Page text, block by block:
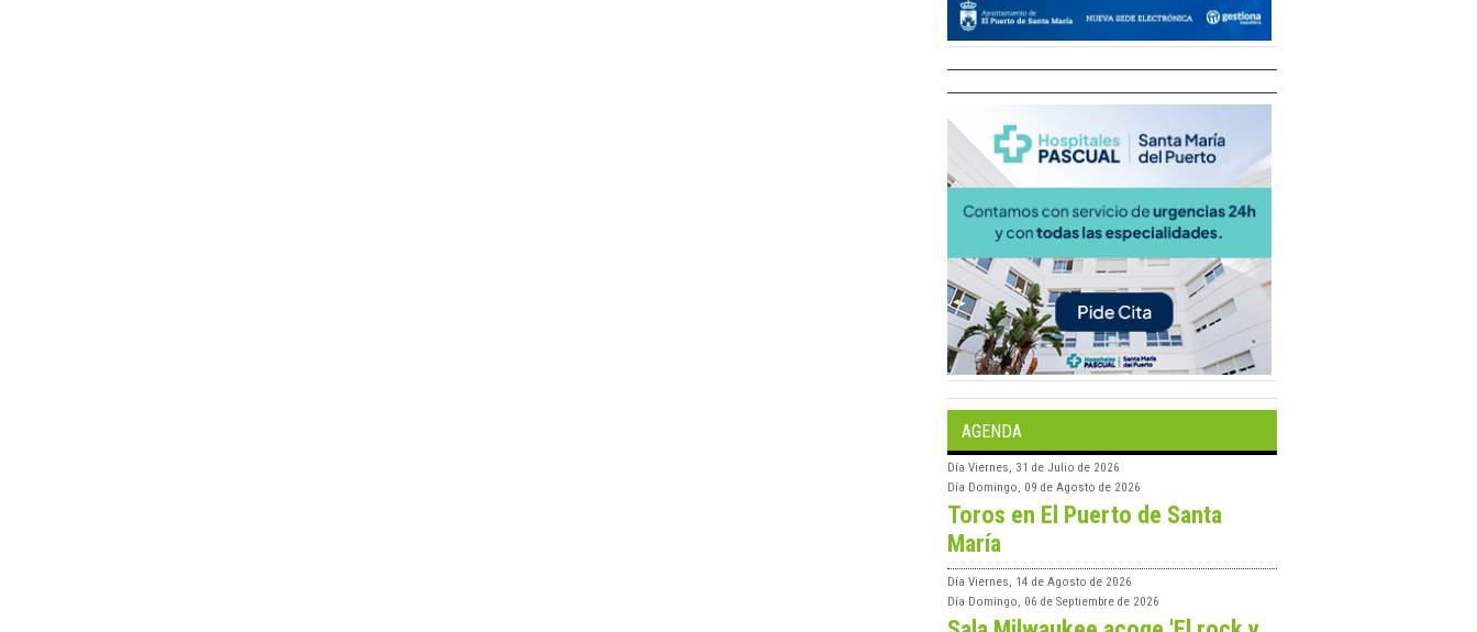
AGENDA
Día Viernes, 31 de Julio de 2026
Día Domingo, 09 de Agosto de 2026
Toros en El Puerto de Santa
María
Día Viernes, 14 de Agosto de 2026
Día Domingo, 06 de Septiembre de 2026